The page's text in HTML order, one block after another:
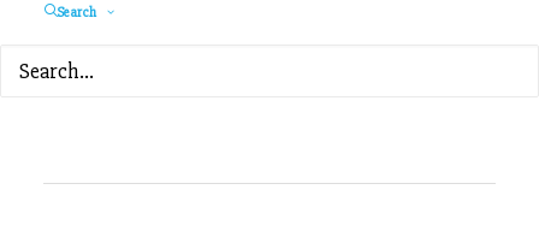
Search
ZURÜCK ZUM INHALTSVERZEICHNIS